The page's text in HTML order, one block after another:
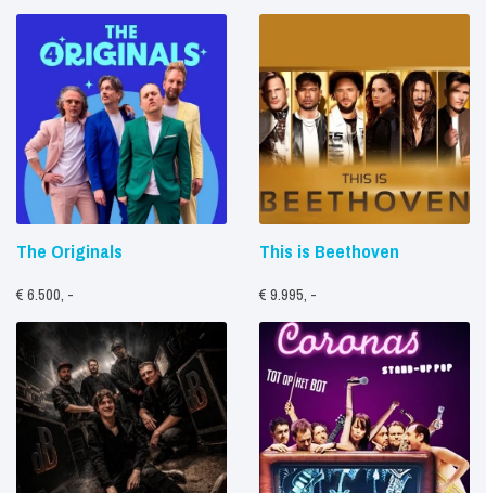
The Originals
€ 6.500, -
This is Beethoven
€ 9.995, -